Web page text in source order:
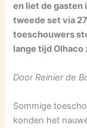
en liet de gasten
tweede set via
toeschouwers
lange tijd
Door Reinier de
Sommige
konden het